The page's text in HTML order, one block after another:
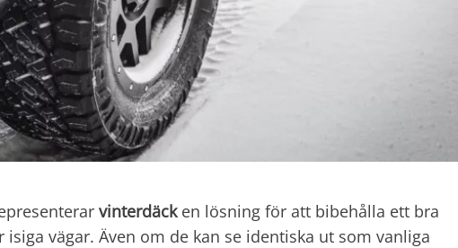
vinterdäcken lösning för att bibehålla ett bra
isiga vägar. Även om de kan se identiska ut som vanliga